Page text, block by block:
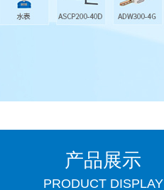
产品展示
PRODUCT DISPLAY